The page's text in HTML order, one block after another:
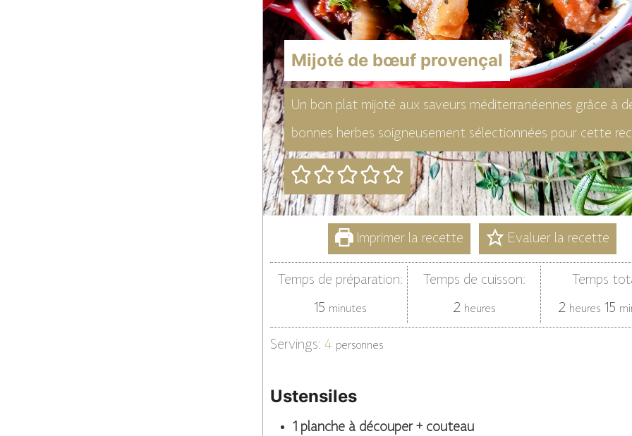
Mijoté de bœuf provençal
Un bon plat mijoté aux saveurs méditerranéennes grâce à
bonnes herbes soigneusement sélectionnées pour cette
Imprimer la recette Evaluer la recette
Temps de préparation:
15minutes
minutes
Temps de cuisson:
2heures
heures
Temps
2 heures
heures 15
Servings: 4 personnes
Ustensiles
1 planche à découper + couteau